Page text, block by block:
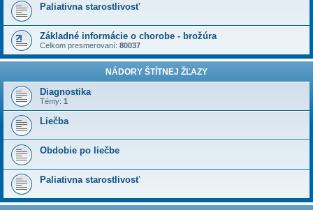
Paliativna starostlivosť
Základné informácie o chorobe - brožúra
Celkom presmerovaní: 80037
NÁDORY ŠTÍTNEJ ŽĽAZY
Diagnostika
Témy: 1
Liečba
Obdobie po liečbe
Paliativna starostlivosť